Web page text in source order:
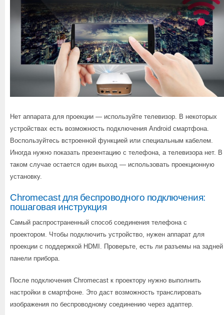
Нет аппарата для проекции — используйте телевизор. В некоторых
устройствах есть возможность подключения Android смартфона.
Воспользуйтесь встроенной функцией или специальным кабелем.
Иногда нужно показать презентацию с телефона, а телевизора нет. В
таком случае остается один выход — использовать проекционную
установку.
Chromecast для беспроводного подключения:
пошаговая инструкция
Самый распространенный способ соединения телефона с
проектором. Чтобы подключить устройство, нужен аппарат для
проекции с поддержкой HDMI. Проверьте, есть ли разъемы на задней
панели прибора.
После подключения Chromecast к проектору нужно выполнить
настройки в смартфоне. Это даст возможность транслировать
изображения по беспроводному соединению через адаптер.